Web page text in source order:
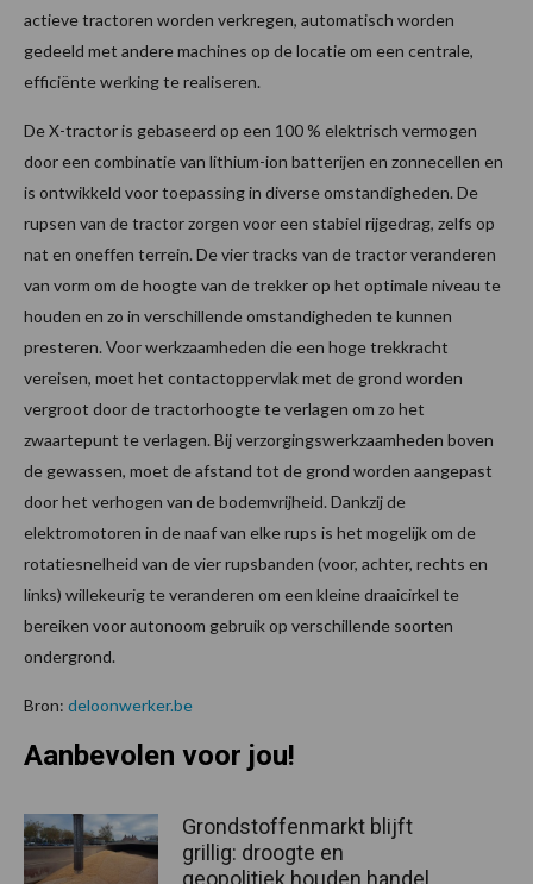
actieve tractoren worden verkregen, automatisch worden
gedeeld met andere machines op de locatie om een centrale,
efficiënte werking te realiseren.
De X-tractor is gebaseerd op een 100 % elektrisch vermogen
door een combinatie van lithium-ion batterijen en zonnecellen en
is ontwikkeld voor toepassing in diverse omstandigheden. De
rupsen van de tractor zorgen voor een stabiel rijgedrag, zelfs op
nat en oneffen terrein. De vier tracks van de tractor veranderen
van vorm om de hoogte van de trekker op het optimale niveau te
houden en zo in verschillende omstandigheden te kunnen
presteren. Voor werkzaamheden die een hoge trekkracht
vereisen, moet het contactoppervlak met de grond worden
vergroot door de tractorhoogte te verlagen om zo het
zwaartepunt te verlagen. Bij verzorgingswerkzaamheden boven
de gewassen, moet de afstand tot de grond worden aangepast
door het verhogen van de bodemvrijheid. Dankzij de
elektromotoren in de naaf van elke rups is het mogelijk om de
rotatiesnelheid van de vier rupsbanden (voor, achter, rechts en
links) willekeurig te veranderen om een kleine draaicirkel te
bereiken voor autonoom gebruik op verschillende soorten
ondergrond.
Bron: deloonwerker.be
Aanbevolen voor jou!
Grondstoffenmarkt blijft
grillig: droogte en
geopolitiek houden handel